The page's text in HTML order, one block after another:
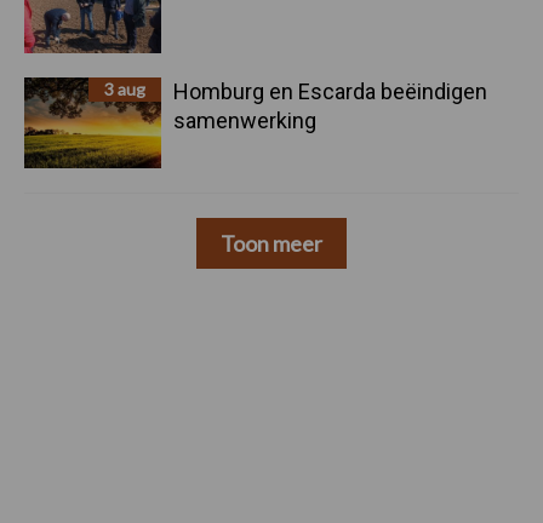
3 aug
Homburg en Escarda beëindigen
samenwerking
Toon meer